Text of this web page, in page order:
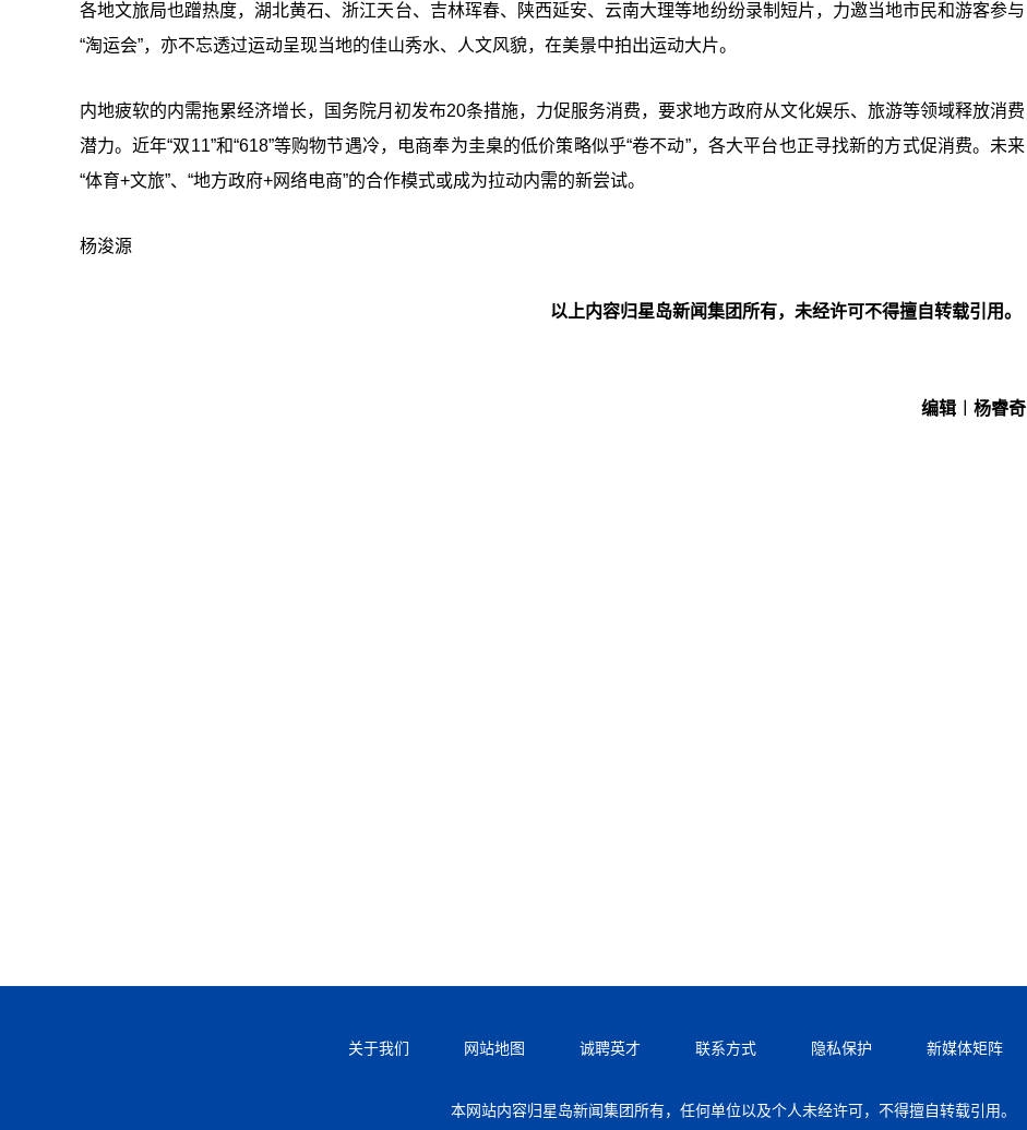
各地文旅局也蹭热度，湖北黄石、浙江天台、吉林珲春、陕西延安、云南大理等地纷纷录制短片，力邀当地市民和游客参与
“淘运会”，亦不忘透过运动呈现当地的佳山秀水、人文风貌，在美景中拍出运动大片。
内地疲软的内需拖累经济增长，国务院月初发布20条措施，力促服务消费，要求地方政府从文化娱乐、旅游等领域释放消费
潜力。近年“双11”和“618”等购物节遇冷，电商奉为圭臬的低价策略似乎“卷不动”，各大平台也正寻找新的方式促消费。未来
“体育+文旅”、“地方政府+网络电商”的合作模式或成为拉动内需的新尝试。
杨浚源
以上内容归星岛新闻集团所有，未经许可不得擅自转载引用。
编辑︱杨睿奇
关于我们 网站地图 诚聘英才 联系方式 隐私保护 新媒体矩阵
本网站内容归星岛新闻集团所有，任何单位以及个人未经许可，不得擅自转载引用。